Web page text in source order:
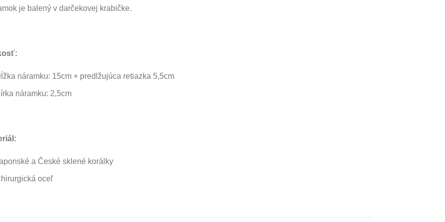
je balený v darčekovej krabičke.
náramku: 15cm + predlžujúca retiazka 5,5cm
náramku: 2,5cm
a České sklené korálky
oceľ